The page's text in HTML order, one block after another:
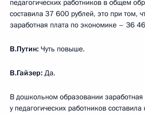
педагогических работников в общем
составила 37 600 рублей, это при том,
заработная плата по экономике – 36
В.Путин: Чуть повыше.
В.Гайзер: Да.
В дошкольном образовании заработная
у педагогических работников